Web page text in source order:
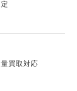
買取対応